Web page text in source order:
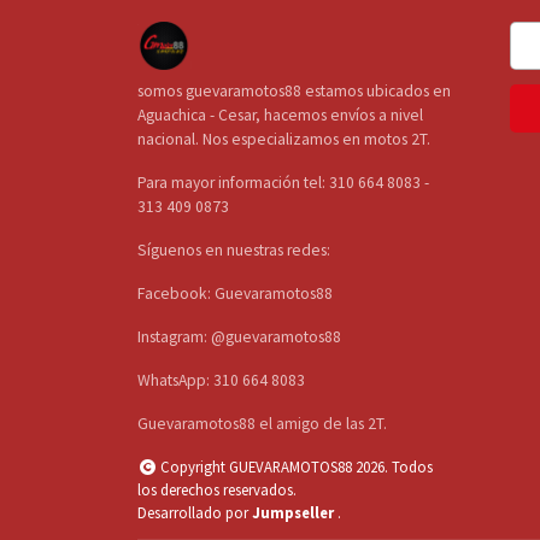
somos guevaramotos88 estamos ubicados en
Aguachica - Cesar, hacemos envíos a nivel
nacional. Nos especializamos en motos 2T.
Para mayor información tel: 310 664 8083 -
313 409 0873
Síguenos en nuestras redes:
Facebook: Guevaramotos88
Instagram: @guevaramotos88
WhatsApp: 310 664 8083
Guevaramotos88 el amigo de las 2T.
Copyright GUEVARAMOTOS88 2026. Todos
los derechos reservados.
Desarrollado porJumpseller .